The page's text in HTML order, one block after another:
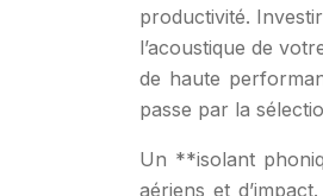
productivité.
l’acoustique de
de haute
passe par la
Un **isolant
aériens et